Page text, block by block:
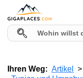
Ihren Weg: Artikel